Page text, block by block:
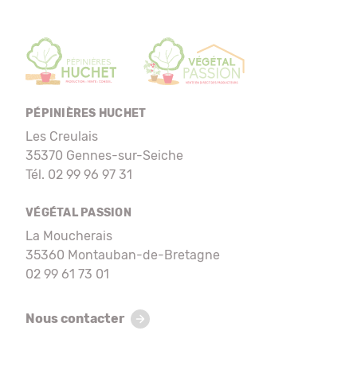
PÉPINIÈRES HUCHET
Les Creulais
35370 Gennes-sur-Seiche
Tél. 02 99 96 97 31
VÉGÉTAL PASSION
La Moucherais
35360 Montauban-de-Bretagne
02 99 61 73 01
Nous contacter